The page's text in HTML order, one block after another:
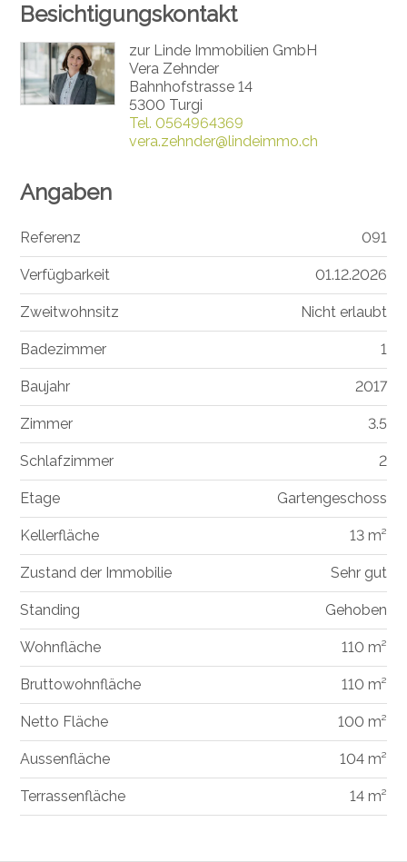
Besichtigungskontakt
zur Linde Immobilien GmbH
Vera Zehnder
Bahnhofstrasse 14
5300 Turgi
Tel. 0564964369
vera.zehnder@lindeimmo.ch
Angaben
Referenz 091
Verfügbarkeit 01.12.2026
Zweitwohnsitz Nicht erlaubt
Badezimmer 1
Baujahr 2017
Zimmer 3.5
Schlafzimmer 2
Etage Gartengeschoss
Kellerfläche 13 m²
Zustand der Immobilie Sehr gut
Standing Gehoben
Wohnfläche 110 m²
Bruttowohnfläche 110 m²
Netto Fläche 100 m²
Aussenfläche 104 m²
Terrassenfläche 14 m²